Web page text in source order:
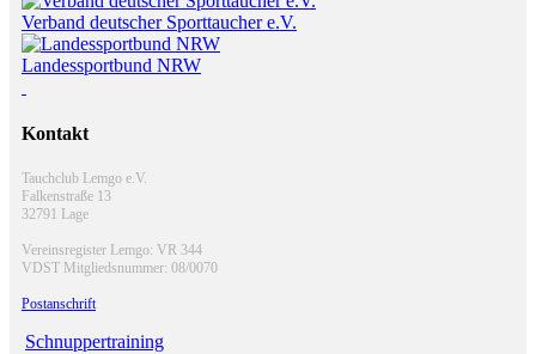
Verband deutscher Sporttaucher e.V.
Landessportbund NRW
Kontakt
Tauchclub Lemgo e.V.
Falkenstraße 13
32791 Lage
Vereinsregister Lemgo: VR 344
VDST Mitgliedsnummer: 08/0070
Postanschrift
Schnuppertraining